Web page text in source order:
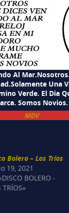
Al
Una
Verde. El Dia
Somos Novios.
MDV
Bolero – Los Tríos
19, 2021
BOLERO -
TRÍOS»